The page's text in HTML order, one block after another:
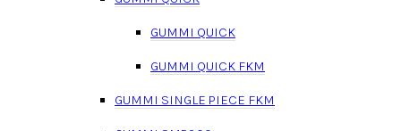
GUMMI QUICK
GUMMI QUICK FKM
GUMMI SINGLE PIECE FKM